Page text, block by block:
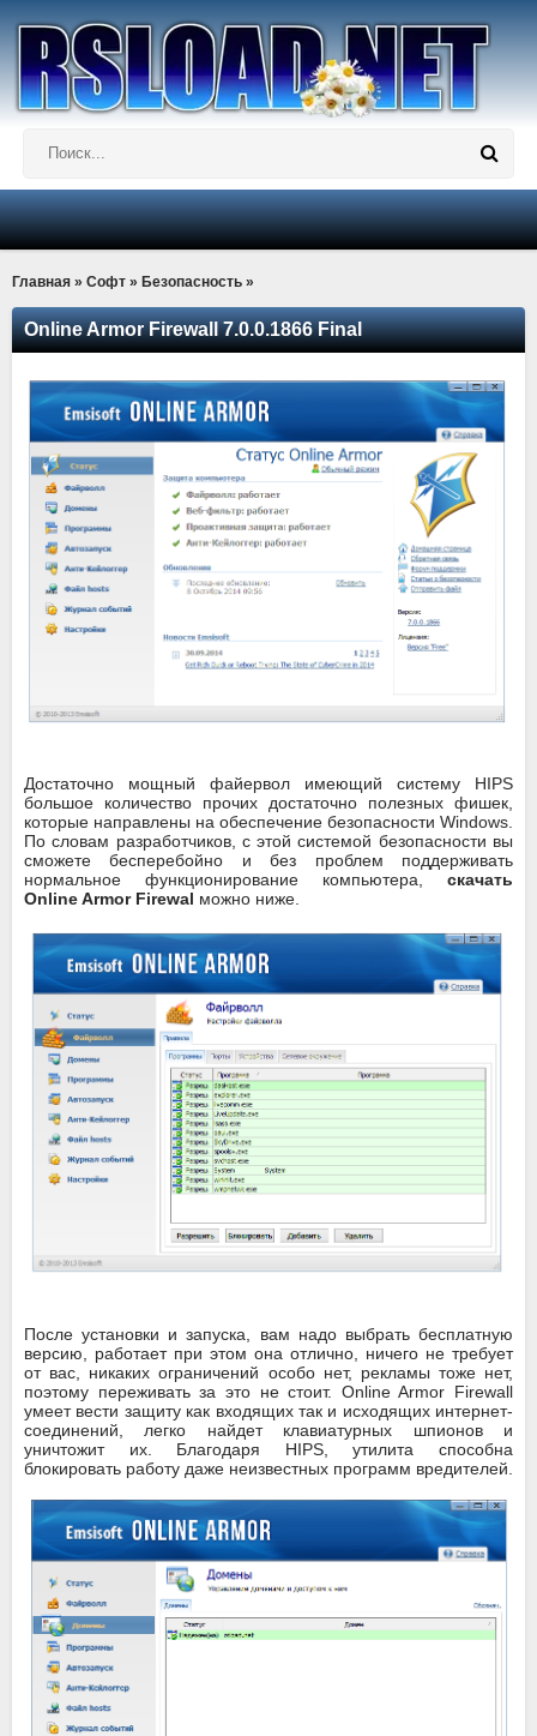
Главная » Софт » Безопасность »
Online Armor Firewall 7.0.0.1866 Final
Достаточно мощный файервол имеющий систему HIPS
большое количество прочих достаточно полезных фишек,
которые направлены на обеспечение безопасности Windows.
По словам разработчиков, с этой системой безопасности вы
сможете бесперебойно и без проблем поддерживать
нормальное функционирование компьютера, скачать
Online Armor Firewal можно ниже.
После установки и запуска, вам надо выбрать бесплатную
версию, работает при этом она отлично, ничего не требует
от вас, никаких ограничений особо нет, рекламы тоже нет,
поэтому переживать за это не стоит. Online Armor Firewall
умеет вести защиту как входящих так и исходящих интернет-
соединений, легко найдет клавиатурных шпионов и
уничтожит их. Благодаря HIPS, утилита способна
блокировать работу даже неизвестных программ вредителей.